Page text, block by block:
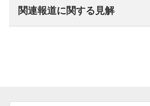
関連報道に関する見解